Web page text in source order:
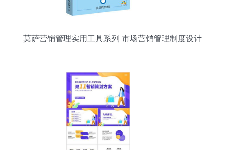
莫萨营销管理实用工具系列 市场营销管理制度设计